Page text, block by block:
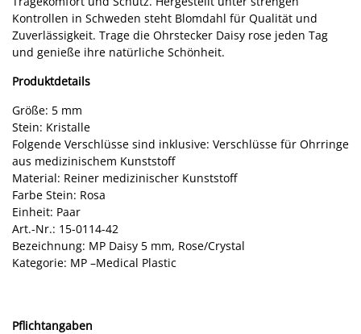
Kontrollen in Schweden steht Blomdahl für Qualität und
Zuverlässigkeit. Trage die Ohrstecker Daisy rose jeden Tag
und genieße ihre natürliche Schönheit.
Produktdetails
Größe: 5 mm
Stein: Kristalle
Folgende Verschlüsse sind inklusive: Verschlüsse für Ohrringe
aus medizinischem Kunststoff
Material: Reiner medizinischer Kunststoff
Farbe Stein: Rosa
Einheit: Paar
Art.-Nr.: 15-0114-42
Bezeichnung: MP Daisy 5 mm, Rose/Crystal
Kategorie: MP –Medical Plastic
Pflichtangaben